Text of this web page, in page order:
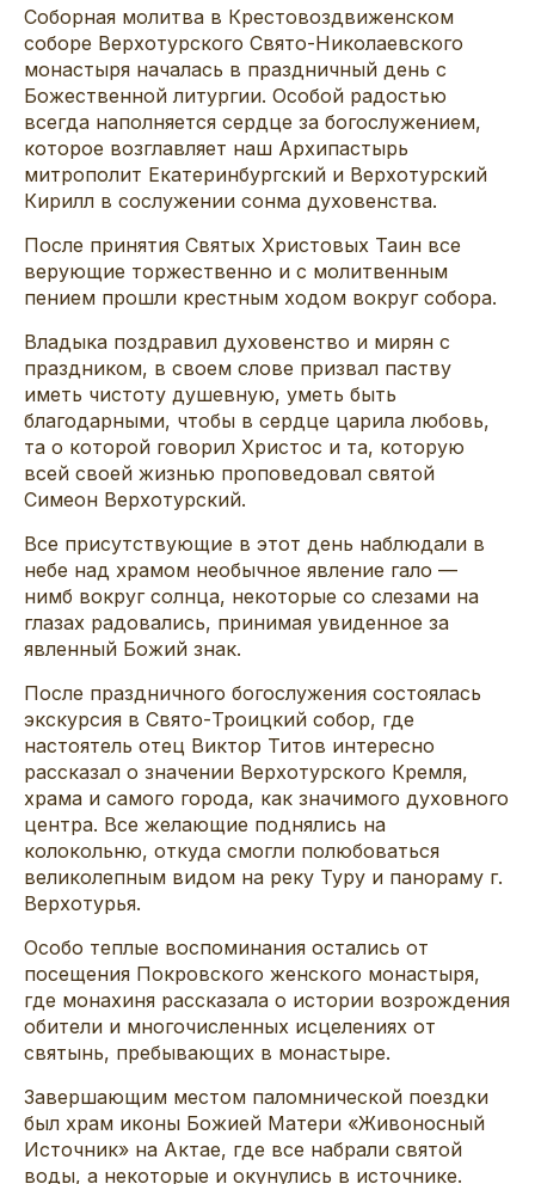
Соборная молитва в Крестовоздвиженском
соборе Верхотурского Свято-Николаевского
монастыря началась в праздничный день с
Божественной литургии. Особой радостью
всегда наполняется сердце за богослужением,
которое возглавляет наш Архипастырь
митрополит Екатеринбургский и Верхотурский
Кирилл в сослужении сонма духовенства.
После принятия Святых Христовых Таин все
верующие торжественно и с молитвенным
пением прошли крестным ходом вокруг собора.
Владыка поздравил духовенство и мирян с
праздником, в своем слове призвал паству
иметь чистоту душевную, уметь быть
благодарными, чтобы в сердце царила любовь,
та о которой говорил Христос и та, которую
всей своей жизнью проповедовал святой
Симеон Верхотурский.
Все присутствующие в этот день наблюдали в
небе над храмом необычное явление гало —
нимб вокруг солнца, некоторые со слезами на
глазах радовались, принимая увиденное за
явленный Божий знак.
После праздничного богослужения состоялась
экскурсия в Свято-Троицкий собор, где
настоятель отец Виктор Титов интересно
рассказал о значении Верхотурского Кремля,
храма и самого города, как значимого духовного
центра. Все желающие поднялись на
колокольню, откуда смогли полюбоваться
великолепным видом на реку Туру и панораму г.
Верхотурья.
Особо теплые воспоминания остались от
посещения Покровского женского монастыря,
где монахиня рассказала о истории возрождения
обители и многочисленных исцелениях от
святынь, пребывающих в монастыре.
Завершающим местом паломнической поездки
был храм иконы Божией Матери «Живоносный
Источник» на Актае, где все набрали святой
воды, а некоторые и окунулись в источнике.